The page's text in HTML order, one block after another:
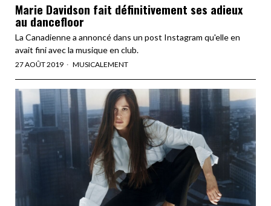
Marie Davidson fait définitivement ses adieux
au dancefloor
La Canadienne a annoncé dans un post Instagram qu'elle en
avait fini avec la musique en club.
27 AOÛT 2019 MUSICALEMENT